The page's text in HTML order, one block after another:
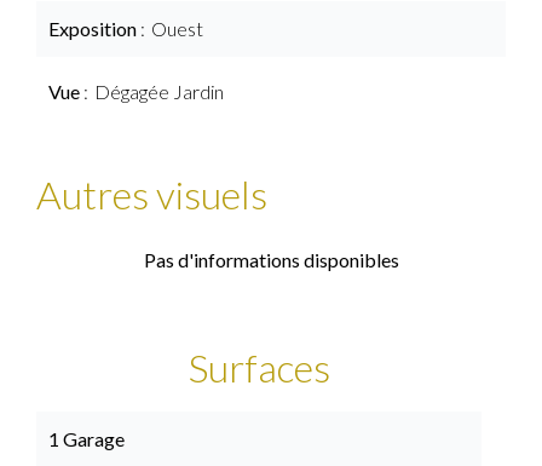
Exposition Ouest
Vue Dégagée Jardin
Autres visuels
Pas d'informations disponibles
Surfaces
1 Garage